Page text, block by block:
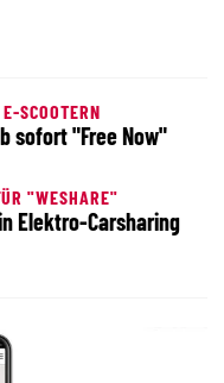
SCOOTERN
sofort "Free Now"
"WESHARE"
Elektro-Carsharing